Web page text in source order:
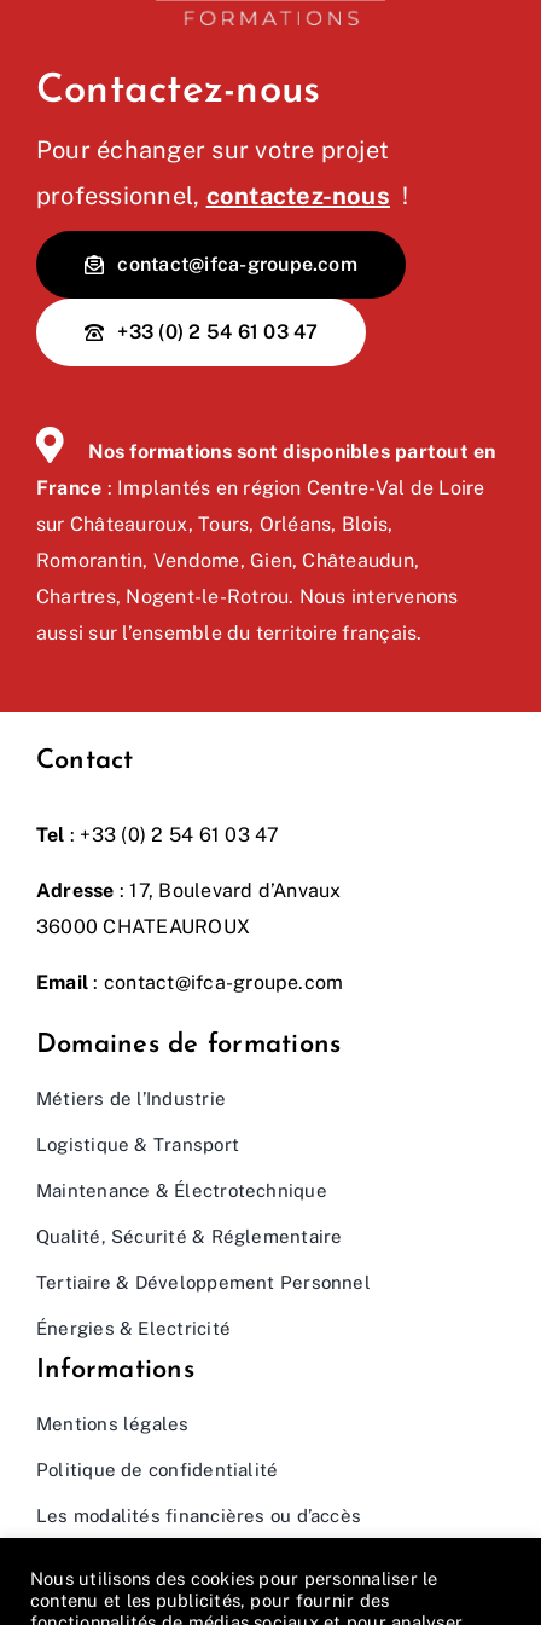
Contactez-nous
Pour échanger sur votre projet
professionnel, contactez-nous !
contact@ifca-groupe.com
+33 (0) 2 54 61 03 47
Nos formations sont disponibles partout en
France : Implantés en région Centre-Val de Loire
sur Châteauroux, Tours, Orléans, Blois,
Romorantin, Vendome, Gien, Châteaudun,
Chartres, Nogent-le-Rotrou. Nous intervenons
aussi sur l’ensemble du territoire français.
Contact
Tel : +33 (0) 2 54 61 03 47
Adresse : 17, Boulevard d’Anvaux
36000 CHATEAUROUX
Email : contact@ifca-groupe.com
Domaines de formations
Métiers de l’Industrie
Logistique & Transport
Maintenance & Électrotechnique
Qualité, Sécurité & Réglementaire
Tertiaire & Développement Personnel
Énergies & Electricité
Informations
Mentions légales
Politique de confidentialité
Les modalités financières ou d’accès
Nous utilisons des cookies pour personnaliser le
contenu et les publicités, pour fournir des